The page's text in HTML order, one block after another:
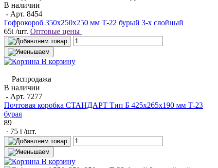
В наличии
- Арт. 8454
Гофрокороб 350х250х250 мм Т-22 бурый 3-х слойный
65i /шт. Оптовые цены
В корзину
Распродажа
В наличии
- Арт. 7277
Почтовая коробка СТАНДАРТ Тип Б 425х265х190 мм Т-23
бурая
89
· 75 i /шт.
В корзину